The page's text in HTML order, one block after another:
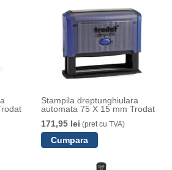
Stampila dreptunghiulara
automata 75 X 15 mm Trodat
171,95 lei (pret cu TVA)